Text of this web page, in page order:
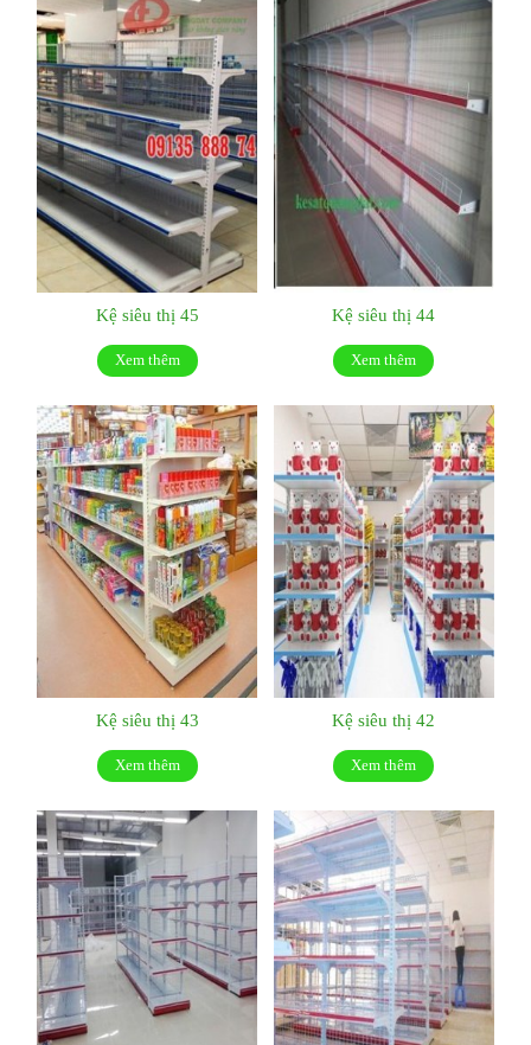
Kệ siêu thị 45
Xem thêm
Kệ siêu thị 44
Xem thêm
Kệ siêu thị 43
Xem thêm
Kệ siêu thị 42
Xem thêm